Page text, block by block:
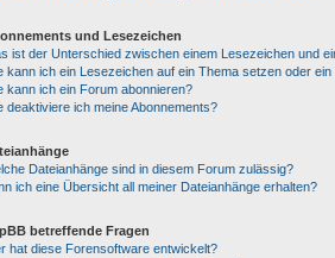
und Lesezeichen
ist der Unterschied zwischen einem Lesezeichen und
kann ich ein Lesezeichen auf ein Thema setzen oder
kann ich ein Forum abonnieren?
deaktiviere ich meine Abonnements?
Dateianhänge sind in diesem Forum zulässig?
ich eine Übersicht all meiner Dateianhänge erhalten?
betreffende Fragen
hat diese Forensoftware entwickelt?